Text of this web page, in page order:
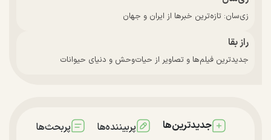
زی‌سان: تازه‌ترین خبرها از ایران و جهان
راز بقا
جدیدترین فیلم‌ها و تصاویر از حیات‌وحش و دنیای حیوانات
جدیدترین‌ها پربیننده‌ها پربحث‌ها